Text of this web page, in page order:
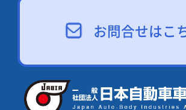
お問合せはこ